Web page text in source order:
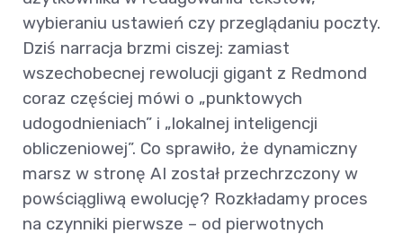
wybieraniu ustawień czy przeglądaniu poczty.
Dziś narracja brzmi ciszej: zamiast
wszechobecnej rewolucji gigant z Redmond
coraz częściej mówi o „punktowych
udogodnieniach” i „lokalnej inteligencji
obliczeniowej”. Co sprawiło, że dynamiczny
marsz w stronę AI został przechrzczony w
powściągliwą ewolucję? Rozkładamy proces
na czynniki pierwsze – od pierwotnych